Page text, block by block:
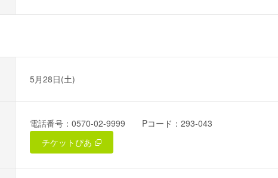
5月28日(土)
電話番号：0570-02-9999 Pコード：293-043
チケットぴあ